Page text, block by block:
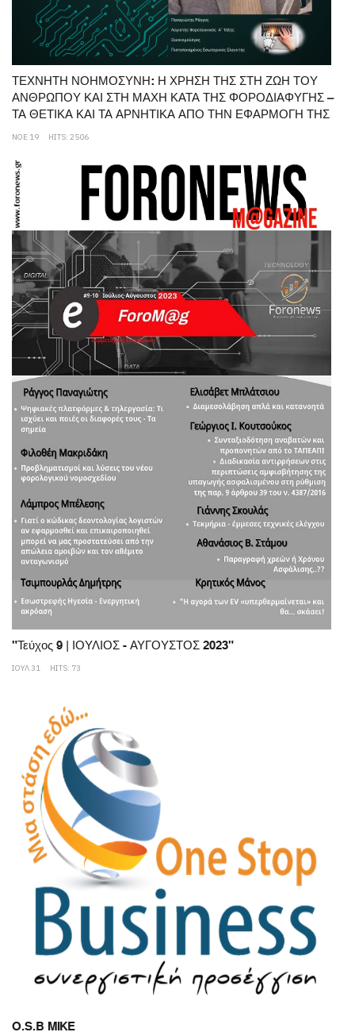
ΤΕΧΝΗΤΗ ΝΟΗΜΟΣΥΝΗ: Η ΧΡΗΣΗ ΤΗΣ ΣΤΗ ΖΩΗ ΤΟΥ
ΑΝΘΡΩΠΟΥ ΚΑΙ ΣΤΗ ΜΑΧΗ ΚΑΤΑ ΤΗΣ ΦΟΡΟΔΙΑΦΥΓΗΣ –
ΤΑ ΘΕΤΙΚΑ ΚΑΙ ΤΑ ΑΡΝΗΤΙΚΑ ΑΠΟ ΤΗΝ ΕΦΑΡΜΟΓΗ ΤΗΣ
ΝΟΕ 19 HITS: 2506
"Τεύχος 9 | ΙΟΥΛΙΟΣ - ΑΥΓΟΥΣΤΟΣ 2023"
ΙΟΥΛ 31 HITS: 73
O.S.B MIKE